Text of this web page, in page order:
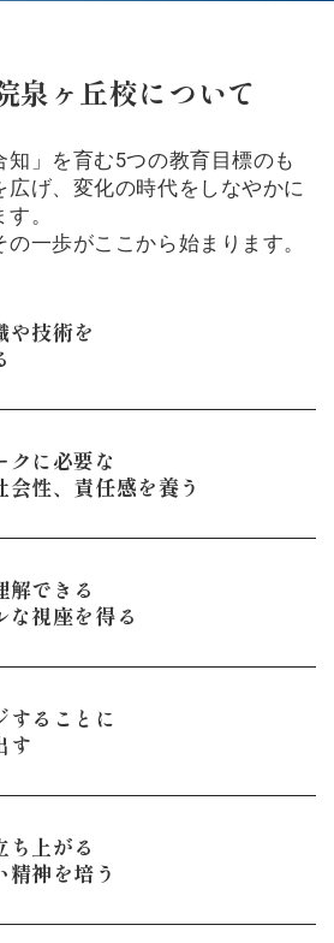
泉ヶ丘校について
知」を育む5つの教育目標のも
げ、 変化の時代をしなやかに
。
一歩がここから始まります。
や技術を
クに必要な
会性、責任感を養う
解できる
な視座を得る
することに
す
ち上がる
精神を培う